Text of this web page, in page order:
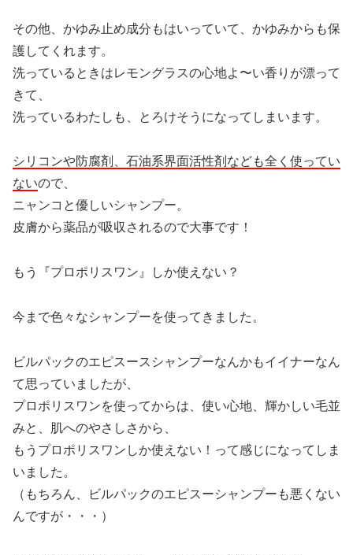
その他、かゆみ止め成分もはいっていて、かゆみからも保
護してくれます。
洗っているときはレモングラスの心地よ〜い香りが漂って
きて、
洗っているわたしも、とろけそうになってしまいます。
シリコンや防腐剤、石油系界面活性剤なども全く使ってい
ないので、
ニャンコと優しいシャンプー。
皮膚から薬品が吸収されるので大事です！
もう『プロポリスワン』しか使えない？
今まで色々なシャンプーを使ってきました。
ビルパックのエピスースシャンプーなんかもイイナーなん
て思っていましたが、
プロポリスワンを使ってからは、使い心地、輝かしい毛並
みと、肌へのやさしさから、
もうプロポリスワンしか使えない！って感じになってしま
いました。
（もちろん、ビルパックのエピスーシャンプーも悪くない
んですが・・・）